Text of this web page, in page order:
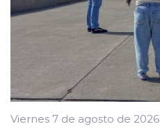
Viernes 7 de agosto de 2026